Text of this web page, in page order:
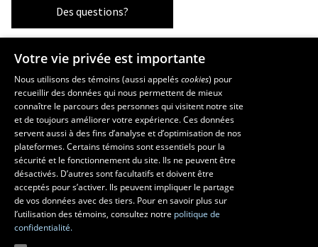
Des questions?
Les écoles et la recherche
École supérieure d’aménagement du territoire et de développement
régional
École d’architecture
École d’art
École de design
Centre de recherche en aménagement et développement
Votre vie privée est importante
Nous utilisons des témoins (aussi appeléscookies) pour
recueillir des données qui nous permettent de mieux
connaître le parcours des personnes qui visitent notre site
et de toujours améliorer votre expérience. Ces données
servent aussi à des fins d’analyse et d’optimisation de nos
plateformes. Certains témoins sont essentiels pour la
sécurité et le fonctionnement du site. Ils ne peuvent être
désactivés. D’autres sont facultatifs et doivent être
acceptés pour s’activer. Ils peuvent impliquer le partage
de vos données avec des tiers. Pour en savoir plus sur
l’utilisation des témoins, consultez notre politique de
confidentialité.